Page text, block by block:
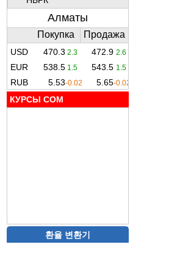
КУРСЫ COM
환율 변환기